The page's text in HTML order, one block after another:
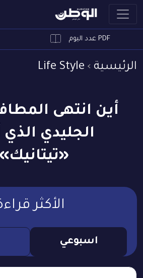
PDF عدد اليوم
الرئيسية Life Style
أين انتهى
الجليدي
الأكثر
اسبوعي